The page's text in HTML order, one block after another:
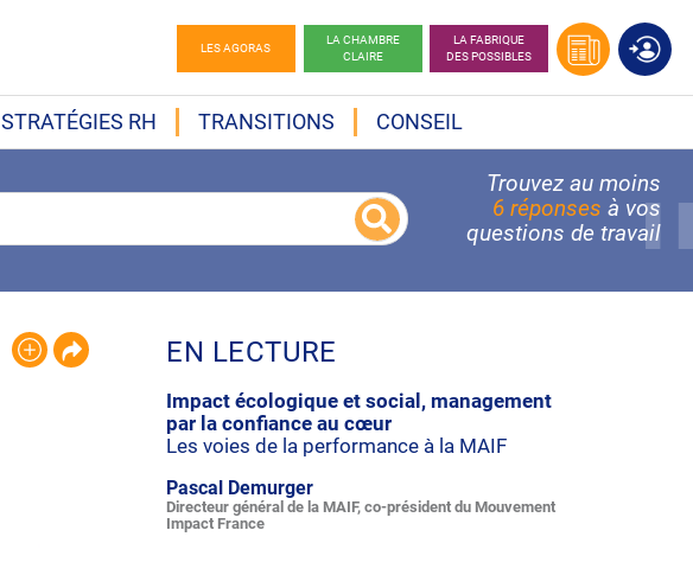
LES AGORAS
LA CHAMBRE
CLAIRE
LA FABRIQUE
DES POSSIBLES
STRATÉGIES RH TRANSITIONS CONSEIL
Trouvez au moins
6 réponses à vos
questions de travail
EN LECTURE
Impact écologique et social, management
par la confiance au cœur
Les voies de la performance à la MAIF
Pascal Demurger
Directeur général de la MAIF, co-président du Mouvement
Impact France